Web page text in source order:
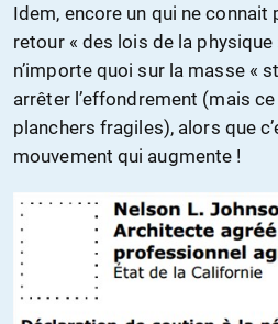
Idem, encore un qui ne connait
retour « des lois de la physique
n’importe quoi sur la masse «
arrêter l’effondrement (mais
planchers fragiles), alors que
mouvement qui augmente !